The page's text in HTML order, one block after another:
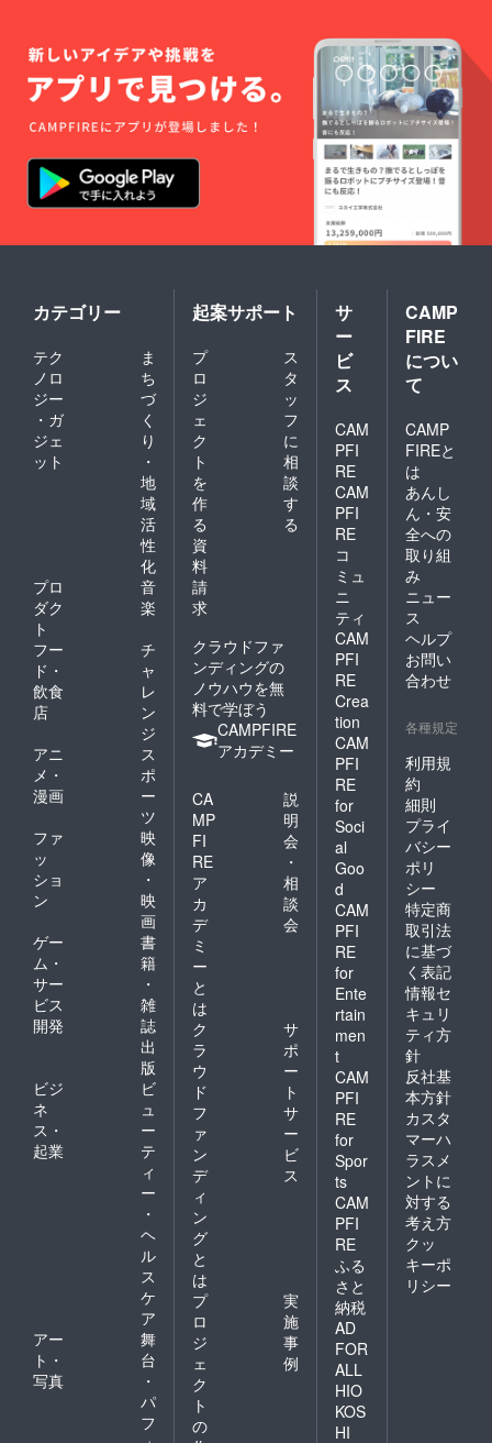
カテゴリー
テク
ノロ
ジー
・ガ
ジェ
ット
ま
ち
づ
く
り
・
地
域
活
性
化
プロ
ダク
ト
音
楽
フー
ド・
飲食
店
チ
ャ
レ
ン
ジ
アニ
メ・
漫画
ス
ポ
ー
ツ
ファ
ッ
ショ
ン
映
像
・
映
画
ゲー
ム・
サー
ビス
開発
書
籍
・
雑
誌
出
版
ビジ
ネ
ス・
起業
ビ
ュ
ー
テ
ィ
ー
・
ヘ
ル
ス
ケ
ア
アー
ト・
写真
舞
台
・
パ
フ
起案サポート
プ
ロ
ジ
ェ
ク
ト
を
作
る
ス
タ
ッ
フ
に
相
談
す
る
資
料
請
求
クラウドファ
ンディングの
ノウハウを無
料で学ぼう
CAMPFIRE
アカデミー
CA
MP
FI
RE
ア
カ
デ
ミ
ー
と
は
説
明
会
・
相
談
会
ク
ラ
ウ
ド
フ
ァ
ン
デ
ィ
ン
グ
と
は
サ
ポ
ー
ト
サ
ー
ビ
ス
プ
ロ
ジ
ェ
ク
ト
の
実
施
事
例
サ
ー
ビ
ス
CAM
PFI
RE
CAM
PFI
RE
コ
ミュ
ニ
ティ
CAM
PFI
RE
Crea
tion
CAM
PFI
RE
for
Soci
al
Goo
d
CAM
PFI
RE
for
Ente
rtain
men
t
CAM
PFI
RE
for
Spor
ts
CAM
PFI
RE
ふる
さと
納税
AD
FOR
ALL
HIO
KOS
HI
CAMP
FIRE
につい
て
CAMP
FIREと
は
あんし
ん・安
全への
取り組
み
ニュー
ス
ヘルプ
お問い
合わせ
各種規定
利用規
約
細則
プライ
バシー
ポリ
シー
特定商
取引法
に基づ
く表記
情報セ
キュリ
ティ方
針
反社基
本方針
カスタ
マーハ
ラスメ
ントに
対する
考え方
クッ
キーポ
リシー